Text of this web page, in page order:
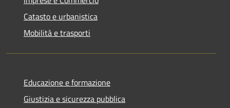
Catasto e urbanistica
Mobilità e trasporti
Educazione e formazione
Giustizia e sicurezza pubblica